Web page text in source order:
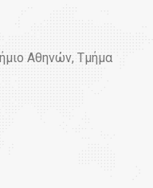
Αθηνών, Τμήμα